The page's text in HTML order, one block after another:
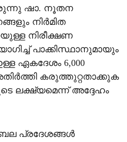
ഷാ. നൂതന
നിര്‍മിത
നിരീക്ഷണ
പാക്കിസ്ഥാനുമായും
ഏകദേശം 6,000
കരുത്തുറ്റതാക്കുക
ലക്ഷ്യമെന്ന് അദ്ദേഹം
പ്രദേശങ്ങള്‍